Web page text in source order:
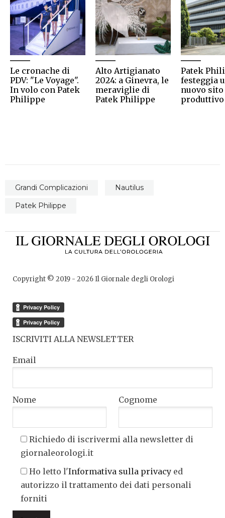
Le cronache di
PDV: "Le Voyage".
In volo con Patek
Philippe
Alto Artigianato
2024: a Ginevra, le
meraviglie di
Patek Philippe
Patek
festeggia
nuovo sito
produttivo
Grandi Complicazioni
Nautilus
Patek Philippe
Copyright © 2019 - 2026Il Giornale degli Orologi
ISCRIVITI ALLA NEWSLETTER
Email
Nome Cognome
Richiedo di iscrivermi alla newsletter di
giornaleorologi.it
Ho letto l'Informativa sulla privacy ed
autorizzo il trattamento dei dati personali
forniti